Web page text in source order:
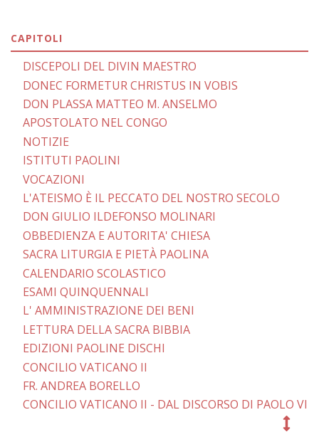
CAPITOLI
DISCEPOLI DEL DIVIN MAESTRO
DONEC FORMETUR CHRISTUS IN VOBIS
DON PLASSA MATTEO M. ANSELMO
APOSTOLATO NEL CONGO
NOTIZIE
ISTITUTI PAOLINI
VOCAZIONI
L'ATEISMO È IL PECCATO DEL NOSTRO SECOLO
DON GIULIO ILDEFONSO MOLINARI
OBBEDIENZA E AUTORITA' CHIESA
SACRA LITURGIA E PIETÀ PAOLINA
CALENDARIO SCOLASTICO
ESAMI QUINQUENNALI
L' AMMINISTRAZIONE DEI BENI
LETTURA DELLA SACRA BIBBIA
EDIZIONI PAOLINE DISCHI
CONCILIO VATICANO II
FR. ANDREA BORELLO
CONCILIO VATICANO II - DAL DISCORSO DI PAOLO VI